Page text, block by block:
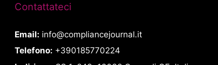
Contattateci
Email: info@compliancejournal.it
Telefono: +390185770224